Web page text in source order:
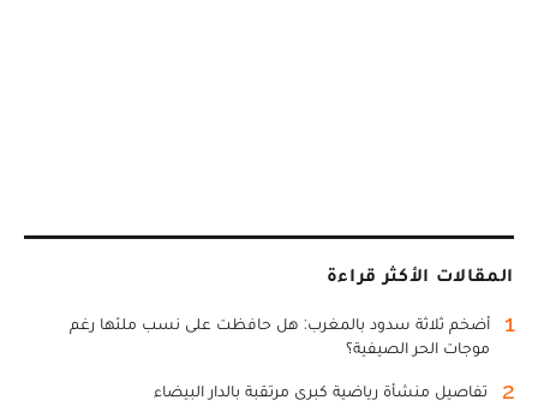
المقالات الأكثر قراءة
1
أضخم ثلاثة سدود بالمغرب: هل حافظت على نسب ملئها رغم
موجات الحر الصيفية؟
2 تفاصيل منشأة رياضية كبرى مرتقبة بالدار البيضاء